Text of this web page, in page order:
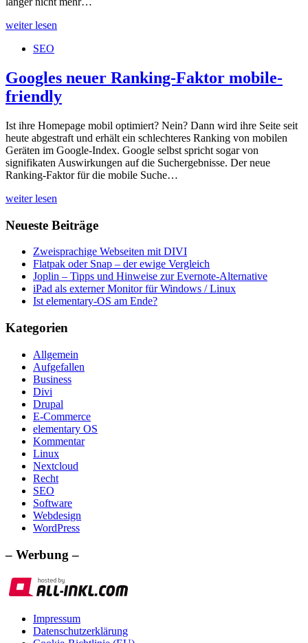
weiter lesen
Business
Account
bestätigt?
SEO
Googles neuer Ranking-Faktor mobile-
friendly
Ist ihre Homepage mobil optimiert? Nein? Dann wird ihre Seite seit
heute abgestraft und erhält ein schlechteres Ranking von mobilen
Geräten im Google-Index. Google selbst spricht sogar von
signifikaten Auswirkungen auf die Suchergebnisse. Der neue
Ranking-Faktor für die mobile Suche…
weiter lesen
Ranking-
mobile-
friendly
Neueste Beiträge
Zweisprachige Webseiten mit DIVI
Flatpak oder Snap – der ewige Vergleich
Joplin – Tipps und Hinweise zur Evernote-Alternative
iPad als externer Monitor für Windows / Linux
Ist elementary-OS am Ende?
Kategorien
Allgemein
Aufgefallen
Business
Divi
Drupal
E-Commerce
elementary OS
Kommentar
Linux
Nextcloud
Recht
SEO
Software
Webdesign
WordPress
– Werbung –
Impressum
Datenschutzerklärung